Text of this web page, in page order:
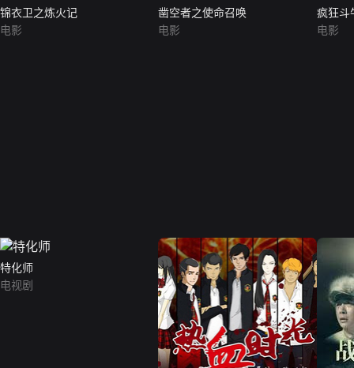
锦衣卫之炼火记
电影
凿空者之使命召唤
电影
疯狂斗
电影
特化师
电视剧